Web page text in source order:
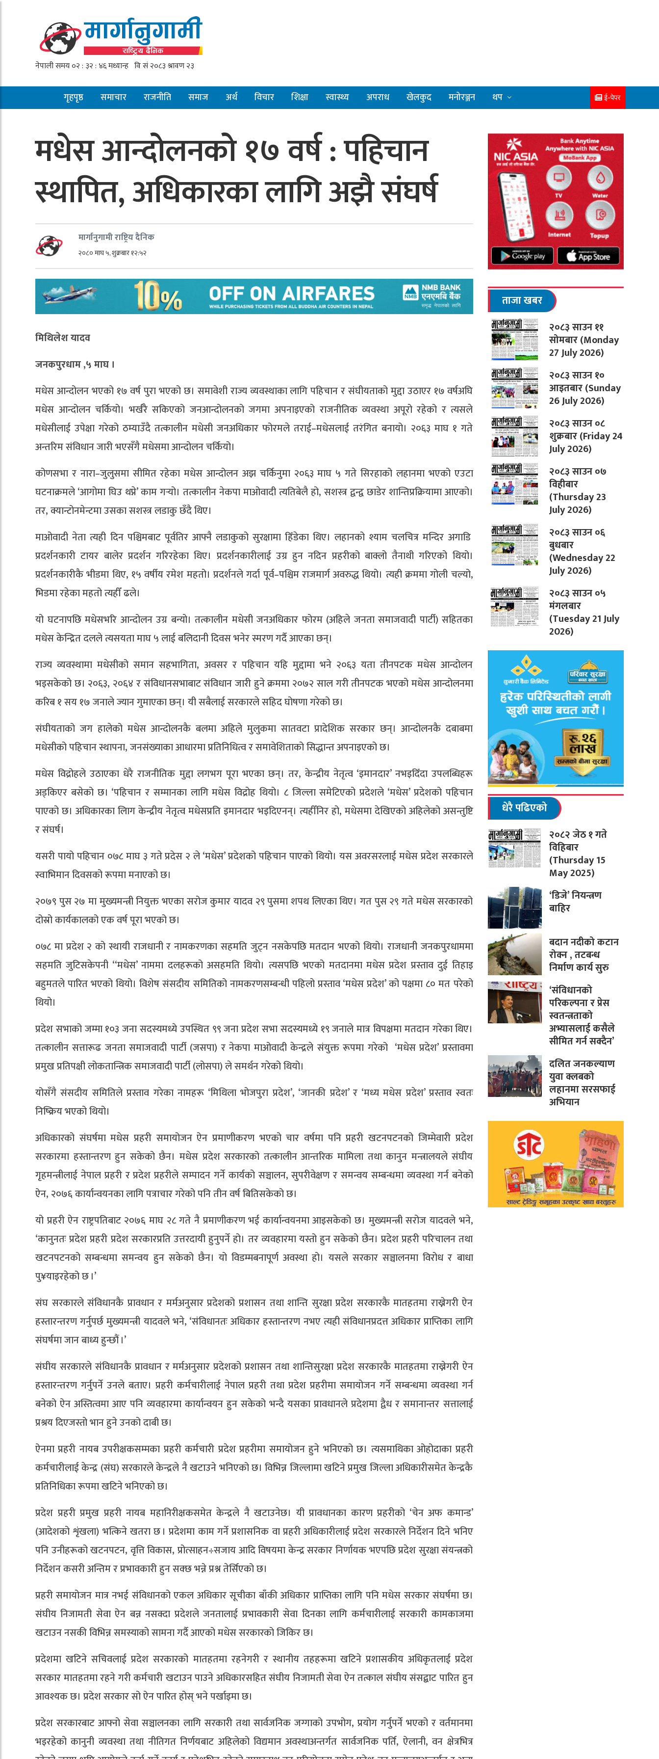
गृहपृष्ठ समाचार राजनीति समाज अर्थ विचार शिक्षा स्वास्थ्य अपराध खेलकुद मनोरञ्जन थप ई-पेपर
मधेस आन्दोलनको १७ वर्ष : पहिचान
स्थापित, अधिकारका लागि अझै संघर्ष
मार्गानुगामी राष्ट्रिय दैनिक
२०८० माघ ५, शुक्रबार १२:५२
मिथिलेश यादव
जनकपुरधाम ,५ माघ ।
मधेस आन्दोलन भएको १७ वर्ष पुरा भएको छ। समावेशी राज्य व्यवस्थाका लागि पहिचान र संघीयताको मुद्दा उठाएर १७ वर्षअघि
मधेस आन्दोलन चर्कियो। भर्खरै सकिएको जनआन्दोलनको जगमा अपनाइएको राजनीतिक व्यवस्था अपूरो रहेको र त्यसले
मधेसीलाई उपेक्षा गरेको ठम्याउँदै तत्कालीन मधेसी जनअधिकार फोरमले तराई–मधेसलाई तरंगित बनायो। २०६३ माघ १ गते
अन्तरिम संविधान जारी भएसँगै मधेसमा आन्दोलन चर्कियो।
कोणसभा र नारा–जुलुसमा सीमित रहेका मधेस आन्दोलन अझ चर्किनुमा २०६३ माघ ५ गते सिरहाको लहानमा भएको एउटा
घटनाक्रमले ‘आगोमा घिउ थप्ने’ काम गर्‍यो। तत्कालीन नेकपा माओवादी त्यतिबेलै हो, सशस्त्र द्वन्द्व छाडेर शान्तिप्रक्रियामा आएको।
तर, क्यान्टोनमेन्टमा उसका सशस्त्र लडाकु छँदै थिए।
माओवादी नेता त्यही दिन पश्चिमबाट पूर्वतिर आफ्नै लडाकुको सुरक्षामा हिँडेका थिए। लहानको श्याम चलचित्र मन्दिर अगाडि
प्रदर्शनकारी टायर बालेर प्रदर्शन गरिरहेका थिए। प्रदर्शनकारीलाई उग्र हुन नदिन प्रहरीको बाक्लो तैनाथी गरिएको थियो।
प्रदर्शनकारीकै भीडमा थिए, १५ वर्षीय रमेश महतो। प्रदर्शनले गर्दा पूर्व–पश्चिम राजमार्ग अवरुद्ध थियो। त्यही क्रममा गोली चल्यो,
भिडमा रहेका महतो त्यहीँ ढले।
यो घटनापछि मधेसभरि आन्दोलन उग्र बन्यो। तत्कालीन मधेसी जनअधिकार फोरम (अहिले जनता समाजवादी पार्टी) सहितका
मधेस केन्द्रित दलले त्यसयता माघ ५ लाई बलिदानी दिवस भनेर स्मरण गर्दै आएका छन्।
राज्य व्यवस्थामा मधेसीको समान सहभागिता, अवसर र पहिचान यहि मुद्दामा भने २०६३ यता तीनपटक मधेस आन्दोलन
भइसकेको छ। २०६३, २०६४ र संविधानसभाबाट संविधान जारी हुने क्रममा २०७२ साल गरी तीनपटक भएको मधेस आन्दोलनमा
करिब १ सय १७ जनाले ज्यान गुमाएका छन्। यी सबैलाई सरकारले सहिद घोषणा गरेको छ।
संघीयताको जग हालेको मधेस आन्दोलनकै बलमा अहिले मुलुकमा सातवटा प्रादेशिक सरकार छन्। आन्दोलनकै दबाबमा
मधेसीको पहिचान स्थापना, जनसंख्याका आधारमा प्रतिनिधित्व र समावेशिताको सिद्धान्त अपनाइएको छ।
मधेस विद्रोहले उठाएका धेरै राजनीतिक मुद्दा लगभग पूरा भएका छन्। तर, केन्द्रीय नेतृत्व ‘इमानदार’ नभइदिँदा उपलब्धिहरू
अड्किएर बसेको छ। ‘पहिचान र सम्मानका लागि मधेस विद्रोह थियो। ८ जिल्ला समेटिएको प्रदेशले ‘मधेस’ प्रदेशको पहिचान
पाएको छ। अधिकारका लािग केन्द्रीय नेतृत्व मधेसप्रति इमानदार भइदिएनन्। त्यहीँनिर हो, मधेसमा देखिएको अहिलेको असन्तुष्टि
र संघर्ष।
यसरी पायो पहिचान ०७८ माघ ३ गते प्रदेस २ ले ‘मधेस’ प्रदेशको पहिचान पाएको थियो। यस अवरसरलाई मधेस प्रदेश सरकारले
स्वाभिमान दिवसको रूपमा मनाएको छ।
२०७९ पुस २७ मा मुख्यमन्त्री नियुक्त भएका सरोज कुमार यादव २९ पुसमा शपथ लिएका थिए। गत पुस २९ गते मधेस सरकारको
दोस्रो कार्यकालको एक वर्ष पूरा भएको छ।
०७८ मा प्रदेश २ को स्थायी राजधानी र नामकरणका सहमति जुट्न नसकेपछि मतदान भएको थियो। राजधानी जनकपुरधाममा
सहमति जुटिसकेपनी ‘‘मधेस’ नाममा दलहरूको असहमति थियो। त्यसपछि भएको मतदानमा मधेस प्रदेश प्रस्ताव दुई तिहाइ
बहुमतले पारित भएको थियो। विशेष संसदीय समितिको नामकरणसम्बन्धी पहिलो प्रस्ताव ‘मधेस प्रदेश’ को पक्षमा ८० मत परेको
थियो।
प्रदेश सभाको जम्मा १०३ जना सदस्यमध्ये उपस्थित ९९ जना प्रदेश सभा सदस्यमध्ये १९ जनाले मात्र विपक्षमा मतदान गरेका थिए।
तत्कालीन सत्तारूढ जनता समाजवादी पार्टी (जसपा) र नेकपा माओवादी केन्द्रले संयुक्त रूपमा गरेको ‘मधेस प्रदेश’ प्रस्तावमा
प्रमुख प्रतिपक्षी लोकतान्त्रिक समाजवादी पार्टी (लोसपा) ले समर्थन गरेको थियो।
योसँगै संसदीय समितिले प्रस्ताव गरेका नामहरू ‘मिथिला भोजपुरा प्रदेश’, ‘जानकी प्रदेश’ र ‘मध्य मधेस प्रदेश’ प्रस्ताव स्वतः
निष्क्रिय भएको थियो।
अधिकारको संघर्षमा मधेस प्रहरी समायोजन ऐन प्रमाणीकरण भएको चार वर्षमा पनि प्रहरी खटनपटनको जिम्मेवारी प्रदेश
सरकारमा हस्तान्तरण हुन सकेको छैन। मधेस प्रदेश सरकारको तत्कालीन आन्तरिक मामिला तथा कानुन मन्त्रालयले संघीय
गृहमन्त्रीलाई नेपाल प्रहरी र प्रदेश प्रहरीले सम्पादन गर्ने कार्यको सञ्चालन, सुपरीवेक्षण र समन्वय सम्बन्धमा व्यवस्था गर्न बनेको
ऐन, २०७६ कार्यान्वयनका लागि पत्राचार गरेको पनि तीन वर्ष बितिसकेको छ।
यो प्रहरी ऐन राष्ट्रपतिबाट २०७६ माघ २८ गते नै प्रमाणीकरण भई कार्यान्वयनमा आइसकेको छ। मुख्यमन्त्री सरोज यादवले भने,
‘कानुनतः प्रदेश प्रहरी प्रदेश सरकारप्रति उत्तरदायी हुनुपर्ने हो। तर व्यवहारमा यस्तो हुन सकेको छैन। प्रदेश प्रहरी परिचालन तथा
खटनपटनको सम्बन्धमा समन्वय हुन सकेको छैन। यो विडम्मबनापूर्ण अवस्था हो। यसले सरकार सञ्चालनमा विरोध र बाधा
पु¥याइरहेको छ ।’
संघ सरकारले संंविधानकै प्रावधान र मर्मअनुसार प्रदेशको प्रशासन तथा शान्ति सुरक्षा प्रदेश सरकारकै मातहतमा राख्नेगरी ऐन
हस्तारन्तरण गर्नुपर्छ मुख्यमन्त्री यादवले भने, ‘संविधानतः अधिकार हस्तान्तरण नभए त्यही संविधानप्रदत्त अधिकार प्राप्तिका लागि
संघर्षमा जान बाध्य हुन्छौं ।’
संघीय सरकारले संंविधानकै प्रावधान र मर्मअनुसार प्रदेशको प्रशासन तथा शान्तिसुरक्षा प्रदेश सरकारकै मातहतमा राख्नेगरी ऐन
हस्तारन्तरण गर्नुपर्ने उनले बताए। प्रहरी कर्मचारीलाई नेपाल प्रहरी तथा प्रदेश प्रहरीमा समायोजन गर्ने सम्बन्धमा व्यवस्था गर्न
बनेको ऐन अस्तित्वमा आए पनि व्यवहारमा कार्यान्वयन हुन सकेको भन्दै यसका प्रावधानले प्रदेशमा द्वैध र समानान्तर सत्तालाई
प्रश्रय दिएजस्तो भान हुने उनको दाबी छ।
ऐनमा प्रहरी नायब उपरीक्षकसम्मका प्रहरी कर्मचारी प्रदेश प्रहरीमा समायोजन हुने भनिएको छ। त्यसमाथिका ओहोदाका प्रहरी
कर्मचारीलाई केन्द्र (संघ) सरकारले केन्द्रले नै खटाउने भनिएको छ। विभिन्न जिल्लामा खटिने प्रमुख जिल्ला अधिकारीसमेत केन्द्रकै
प्रतिनिधिका रूपमा खटिने भनिएको छ।
प्रदेश प्रहरी प्रमुख प्रहरी नायब महानिरीक्षकसमेत केन्द्रले नै खटाउनेछ। यी प्रावधानका कारण प्रहरीको ‘चेन अफ कमान्ड’
(आदेशको शृंखला) भत्किने खतरा छ । प्रदेशमा काम गर्ने प्रशासनिक वा प्रहरी अधिकारीलाई प्रदेश सरकारले निर्देशन दिने भनिए
पनि उनीहरूको खटनपटन, वृत्ति विकास, प्रोत्साहन÷सजाय आदि विषयमा केन्द्र सरकार निर्णायक भएपछि प्रदेश सुरक्षा संयन्त्रको
निर्देशन कसरी अन्तिम र प्रभावकारी हुन सक्छ भन्ने प्रश्न तेर्सिएको छ।
प्रहरी समायोजन मात्र नभई संविधानको एकल अधिकार सूचीका बाँकी अधिकार प्राप्तिका लागि पनि मधेस सरकार संघर्षमा छ।
संघीय निजामती सेवा ऐन बन्न नसक्दा प्रदेशले जनतालाई प्रभावकारी सेवा दिनका लागि कर्मचारीलाई सरकारी कामकाजमा
खटाउन नसकी विभिन्न समस्याको सामना गर्दै आएको मधेस सरकारको जिकिर छ।
प्रदेशमा खटिने सचिवलाई प्रदेश सरकारको मातहतमा रहनेगरी र स्थानीय तहहरूमा खटिने प्रशासकीय अधिकृतलाई प्रदेश
सरकार मातहतमा रहने गरी कर्मचारी खटाउन पाउने अधिकारसहित संघीय निजामती सेवा ऐन तत्काल संघीय संसद्बाट पारित हुन
आवश्यक छ। प्रदेश सरकार सो ऐन पारित होस् भने पर्खाइमा छ।
प्रदेश सरकारबाट आफ्नो सेवा सञ्चालनका लागि सरकारी तथा सार्वजनिक जग्गाको उपभोग, प्रयोग गर्नुपर्ने भएको र वर्तमानमा
भइरहेको कानुनी व्यवस्था तथा नीतिगत निर्णयबाट अहिलेको विद्यमान अवस्थाअन्तर्गत सार्वजनिक पर्ति, ऐलानी, वन क्षेत्रभित्र
ताजा खबर
२०८३ साउन ११
सोमबार (Monday
27 July 2026)
२०८३ साउन १०
आइतबार (Sunday
26 July 2026)
२०८३ साउन ०८
शुक्रबार (Friday 24
July 2026)
२०८३ साउन ०७
विहीबार
(Thursday 23
July 2026)
२०८३ साउन ०६
बुधबार
(Wednesday 22
July 2026)
२०८३ साउन ०५
मंगलबार
(Tuesday 21 July
2026)
धेरै पढिएको
२०८२ जेठ १ गते
विहिबार
(Thursday 15
May 2025)
‘डिजे’ नियन्त्रण
बाहिर
बदान नदीको कटान
रोक्न , तटबन्ध
निर्माण कार्य सुरु
‘संविधानको
परिकल्पना र प्रेस
स्वतन्त्रताको
अभ्यासलाई कसैले
सीमित गर्न सक्दैन’
दलित जनकल्याण
युवा क्लबको
लहानमा सरसफाई
अभियान